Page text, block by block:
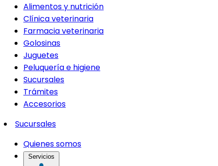
Alimentos y nutrición
Clínica veterinaria
Farmacia veterinaria
Golosinas
Juguetes
Peluquería e higiene
Sucursales
Trámites
Accesorios
Sucursales
Quienes somos